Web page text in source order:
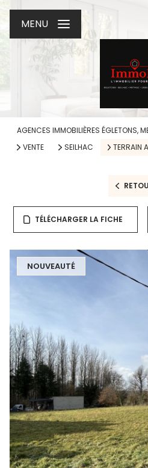
MENU
AGENCES IMMOBILIÈRES ÉGLETONS,
VENTE
SEILHAC TERRAIN
TÉLÉCHARGER LA FICHE
NOUVEAUTÉ